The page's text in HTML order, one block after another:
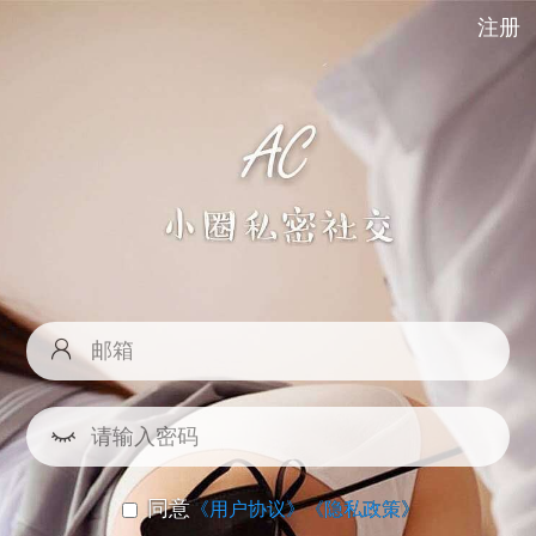
注册
同意《用户协议》《隐私政策》